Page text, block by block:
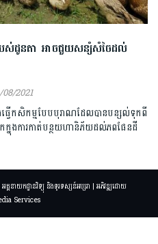
បស់ដូនតា អាចជួយសន្សំសំចៃដល់
2021
វើកសិកម្មបែបបុរាណដែលបានបន្សល់ទុកពី
ងការកាត់បន្ថយហានិភ័យដល់ភពផែនដី
នាយកដ្ឋានវិទ្យុ និងទូរទស្សន៍អប្សរា | អភិវឌ្ឍដោយ
Services